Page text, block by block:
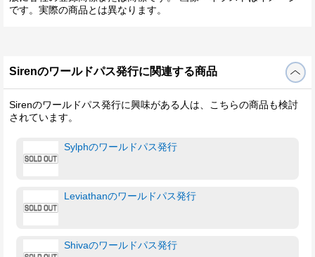
です。実際の商品とは異なります。
Sirenのワールドパス発行に関連する商品
Sirenのワールドパス発行に興味がある人は、こちらの商品も検討
されています。
Sylphのワールドパス発行
Leviathanのワールドパス発行
Shivaのワールドパス発行